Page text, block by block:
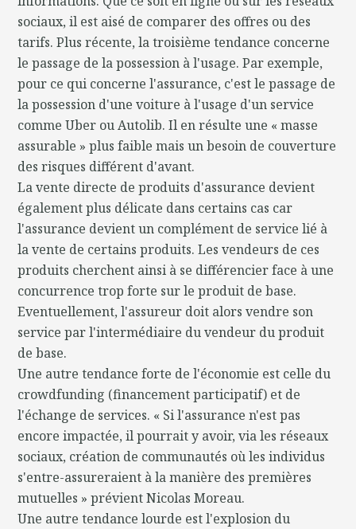
sociaux, il est aisé de comparer des offres ou des
tarifs. Plus récente, la troisième tendance concerne
le passage de la possession à l'usage. Par exemple,
pour ce qui concerne l'assurance, c'est le passage de
la possession d'une voiture à l'usage d'un service
comme Uber ou Autolib. Il en résulte une « masse
assurable » plus faible mais un besoin de couverture
des risques différent d'avant.
La vente directe de produits d'assurance devient
également plus délicate dans certains cas car
l'assurance devient un complément de service lié à
la vente de certains produits. Les vendeurs de ces
produits cherchent ainsi à se différencier face à une
concurrence trop forte sur le produit de base.
Eventuellement, l'assureur doit alors vendre son
service par l'intermédiaire du vendeur du produit
de base.
Une autre tendance forte de l'économie est celle du
crowdfunding (financement participatif) et de
l'échange de services. « Si l'assurance n'est pas
encore impactée, il pourrait y avoir, via les réseaux
sociaux, création de communautés où les individus
s'entre-assureraient à la manière des premières
mutuelles » prévient Nicolas Moreau.
Une autre tendance lourde est l'explosion du